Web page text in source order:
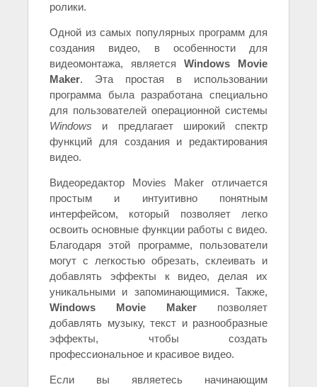
ролики.
Одной из самых популярных программ для
создания видео, в особенности для
видеомонтажа, является Windows Movie
Maker. Эта простая в использовании
программа была разработана специально
для пользователей операционной системы
Windows и предлагает широкий спектр
функций для создания и редактирования
видео.
Видеоредактор Movies Maker отличается
простым и интуитивно понятным
интерфейсом, который позволяет легко
освоить основные функции работы с видео.
Благодаря этой программе, пользователи
могут с легкостью обрезать, склеивать и
добавлять эффекты к видео, делая их
уникальными и запоминающимися. Также,
Windows Movie Maker позволяет
добавлять музыку, текст и разнообразные
эффекты, чтобы создать
профессиональное и красивое видео.
Если вы являетесь начинающим